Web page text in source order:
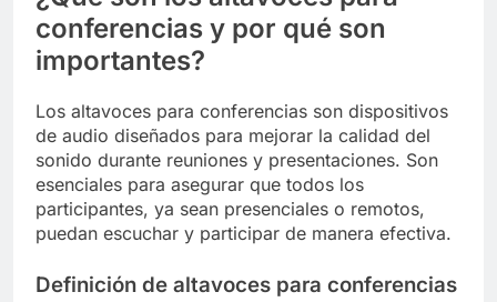
conferencias y por qué son
importantes?
Los altavoces para conferencias son dispositivos
de audio diseñados para mejorar la calidad del
sonido durante reuniones y presentaciones. Son
esenciales para asegurar que todos los
participantes, ya sean presenciales o remotos,
puedan escuchar y participar de manera efectiva.
Definición de altavoces para conferencias